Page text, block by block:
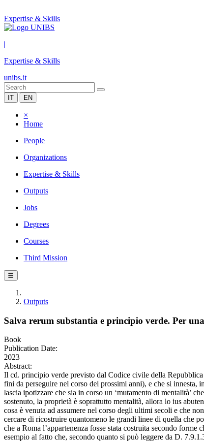
Expertise & Skills
|
Expertise & Skills
unibs.it
IT EN
×
Home
People
Organizations
Expertise & Skills
Outputs
Jobs
Degrees
Courses
Third Mission
☰
Outputs
Salva rerum substantia e principio verde. Per
Book
Publication Date:
2023
Abstract:
Il cd. principio verde previsto dal Codice civile della
fini da perseguire nel corso dei prossimi anni), e che si innesta,
lascia ipotizzare che sia in corso un ‘mutamento di mentalità’
sostenuto, la proprietà è soprattutto mentalità, allora lo ius
cosa è venuta ad assumere nel corso degli ultimi secoli e che
cercare di ricostruire quantomeno le grandi linee di quella che
che a Roma l’appartenenza fosse stata costruita secondo
esempio al fatto che, secondo quanto si può leggere da D.